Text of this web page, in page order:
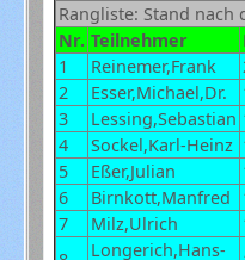
Rangliste: Stand nach
Nr. Teilnehmer
1
Reinemer,Frank
2
Esser,Michael,Dr.
3
Lessing,Sebastian
4
Sockel,Karl-Heinz
5
Eßer,Julian
6
Birnkott,Manfred
7
Milz,Ulrich
Longerich,Hans-